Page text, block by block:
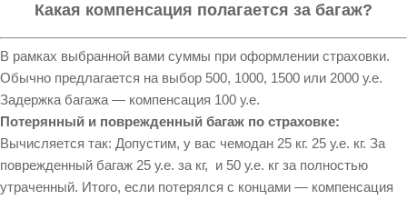
Какая компенсация полагается за багаж?
В рамках выбранной вами суммы при оформлении страховки.
Обычно предлагается на выбор 500, 1000, 1500 или 2000 у.е.
Задержка багажа — компенсация 100 у.е.
Потерянный и поврежденный багаж по страховке:
Вычисляется так: Допустим, у вас чемодан 25 кг. 25 у.е. кг. За
поврежденный багаж 25 у.е. за кг, и 50 у.е. кг за полностью
утраченный. Итого, если потерялся с концами — компенсация